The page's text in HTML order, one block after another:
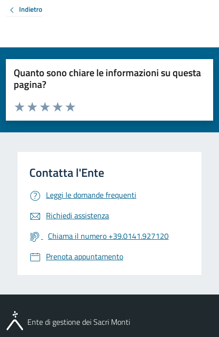
Indietro
Quanto sono chiare le informazioni su questa
pagina?
Valuta da 1 a 5 stelle la pagina
Valuta 5 stelle su 5
Valuta 4 stelle su 5
Valuta 3 stelle su 5
Valuta 2 stelle su 5
Valuta 1 stelle su 5
Leggi le domande frequenti
Richiedi assistenza
Chiama il numero +39.0141.927120
Prenota appuntamento
Ente di gestione dei Sacri Monti